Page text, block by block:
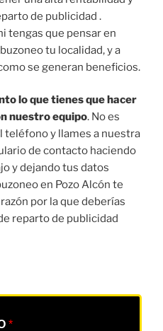
de publicidad .
tengas que pensar en
tu localidad, y a
se generan beneficios.
lo que tienes que hacer
nuestro equipo. No es
teléfono y llames a nuestra
de contacto haciendo
y dejando tus datos
en Pozo Alcón te
por la que deberías
reparto de publicidad
*